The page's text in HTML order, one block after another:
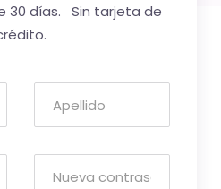
30 días. Sin tarjeta de